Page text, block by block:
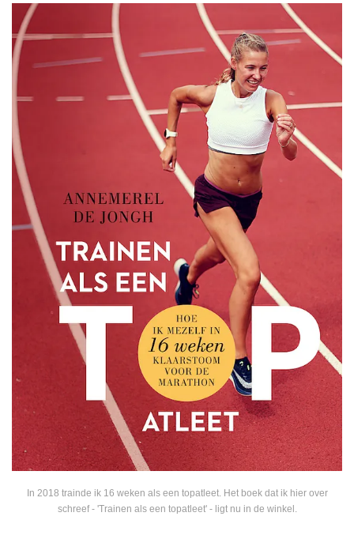
In 2018 trainde ik 16 weken als een topatleet. Het boek dat ik hier over
schreef - 'Trainen als een topatleet' - ligt nu in de winkel.